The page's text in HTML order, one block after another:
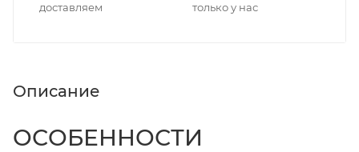
доставляем
только у нас
Описание
ОСОБЕННОСТИ